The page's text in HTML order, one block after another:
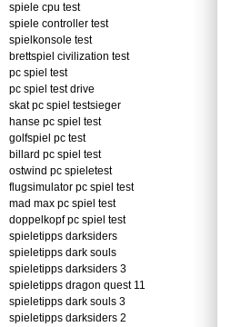
spiele cpu test
spiele controller test
spielkonsole test
brettspiel civilization test
pc spiel test
pc spiel test drive
skat pc spiel testsieger
hanse pc spiel test
golfspiel pc test
billard pc spiel test
ostwind pc spieletest
flugsimulator pc spiel test
mad max pc spiel test
doppelkopf pc spiel test
spieletipps darksiders
spieletipps dark souls
spieletipps darksiders 3
spieletipps dragon quest 11
spieletipps dark souls 3
spieletipps darksiders 2